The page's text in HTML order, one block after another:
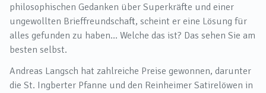
philosophischen Gedanken über Superkräfte und einer
ungewollten Brieffreundschaft, scheint er eine Lösung für
alles gefunden zu haben... Welche das ist? Das sehen Sie am
besten selbst.
Andreas Langsch hat zahlreiche Preise gewonnen, darunter
die St. Ingberter Pfanne und den Reinheimer Satirelöwen in